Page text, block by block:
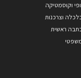
וקוסמטיקה
וצרכנות
ראשית